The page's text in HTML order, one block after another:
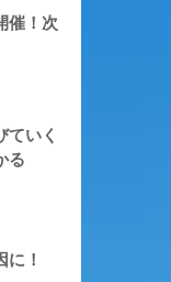
催！次
ていく
る
！